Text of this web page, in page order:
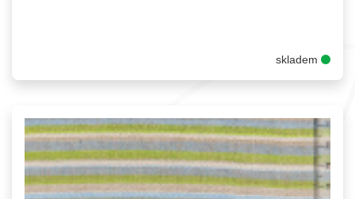
skladem